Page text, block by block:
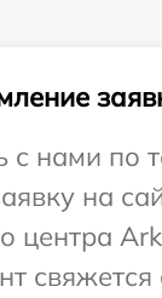
с нами по
на
центра